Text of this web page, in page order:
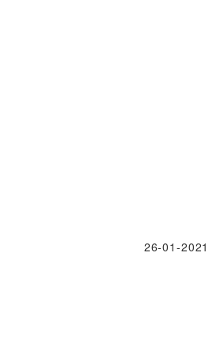
26-01-2021